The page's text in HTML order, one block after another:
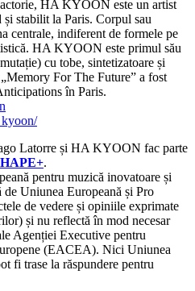
HA KYOON este un artist
stabilit la Paris. Corpul sau
centrale, indiferent de formele pe
HA KYOON este primul său
cu tobe, sintetizatoare și
For The Future” a fost
în Paris.
Latorre și HA KYOON fac parte
.
pentru muzică inovatoare și
Uniunea Europeană și Pro
de vedere și opiniile exprimate
și nu reflectă în mod necesar
Agenției Executive pentru
(EACEA). Nici Uniunea
fi trase la răspundere pentru